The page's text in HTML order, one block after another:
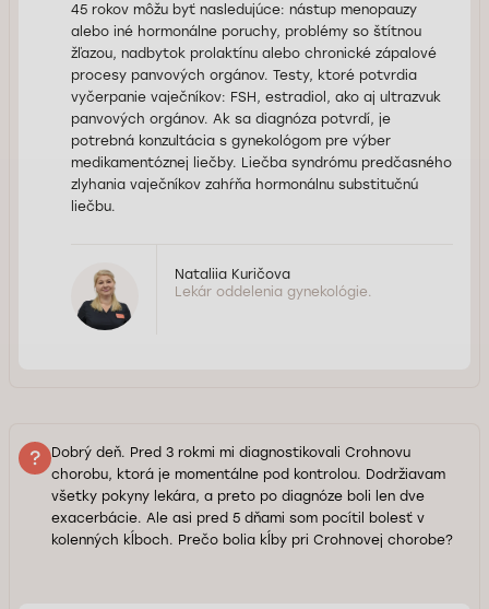
45 rokov môžu byť nasledujúce: nástup menopauzy
alebo iné hormonálne poruchy, problémy so štítnou
žľazou, nadbytok prolaktínu alebo chronické zápalové
procesy panvových orgánov. Testy, ktoré potvrdia
vyčerpanie vaječníkov: FSH, estradiol, ako aj ultrazvuk
panvových orgánov. Ak sa diagnóza potvrdí, je
potrebná konzultácia s gynekológom pre výber
medikamentóznej liečby. Liečba syndrómu predčasného
zlyhania vaječníkov zahŕňa hormonálnu substitučnú
liečbu.
Nataliia Kuričova
Lekár oddelenia gynekológie.
Dobrý deň. Pred 3 rokmi mi diagnostikovali Crohnovu
chorobu, ktorá je momentálne pod kontrolou. Dodržiavam
všetky pokyny lekára, a preto po diagnóze boli len dve
exacerbácie. Ale asi pred 5 dňami som pocítil bolesť v
kolenných kĺboch. Prečo bolia kĺby pri Crohnovej chorobe?